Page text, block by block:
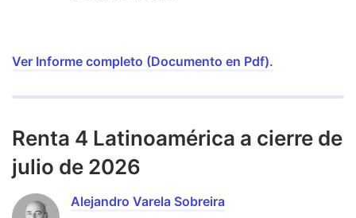
Ver Informe completo (Documento en Pdf).
Renta 4 Latinoamérica a cierre de
julio de 2026
Alejandro Varela Sobreira